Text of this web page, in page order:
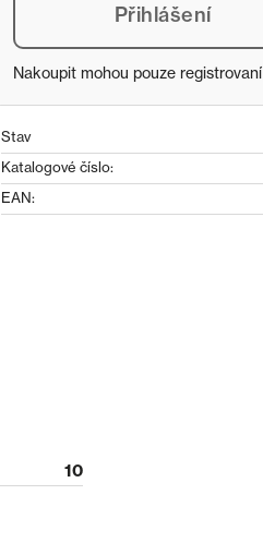
Přihlášení
Nakoupit mohou pouze registrovaní
Stav
Katalogové číslo:
EAN:
10